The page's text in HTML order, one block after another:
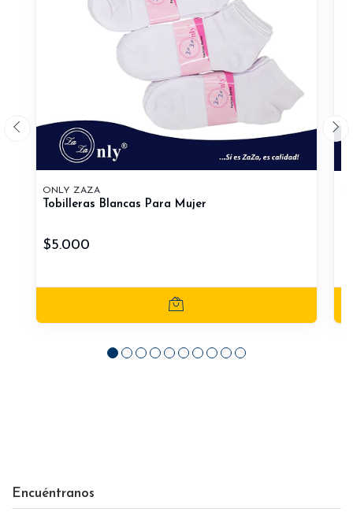
ONLY ZAZA
Tobilleras Blancas Para Mujer
$5.000
Encuéntranos